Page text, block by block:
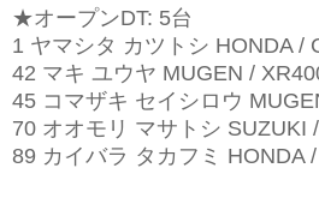
★オープンDT: 5台
1 ヤマシタ カツトシ HONDA /
42 マキ ユウヤ MUGEN /
45 コマザキ セイシロウ
70 オオモリ マサトシ SUZUKI
89 カイバラ タカフミ HONDA